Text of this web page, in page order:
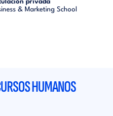
privada
& Marketing School
HUMANOS